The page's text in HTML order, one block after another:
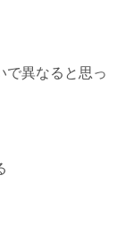
で異なると思っ